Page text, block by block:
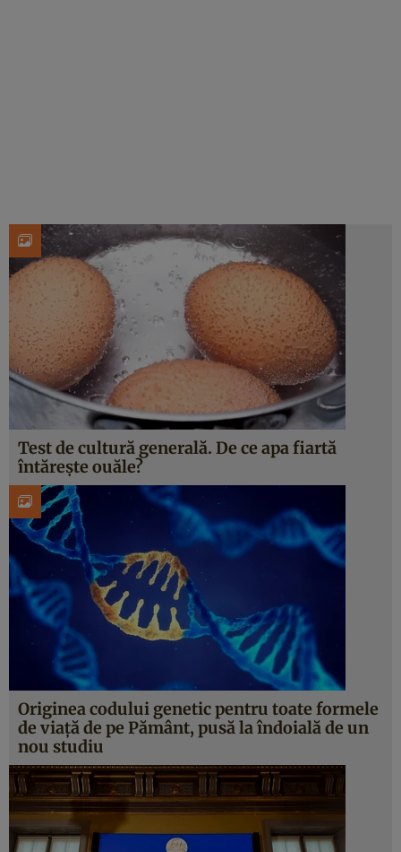
Test de cultură generală. De ce apa fiartă
întărește ouăle?
Originea codului genetic pentru toate formele
de viață de pe Pământ, pusă la îndoială de un
nou studiu